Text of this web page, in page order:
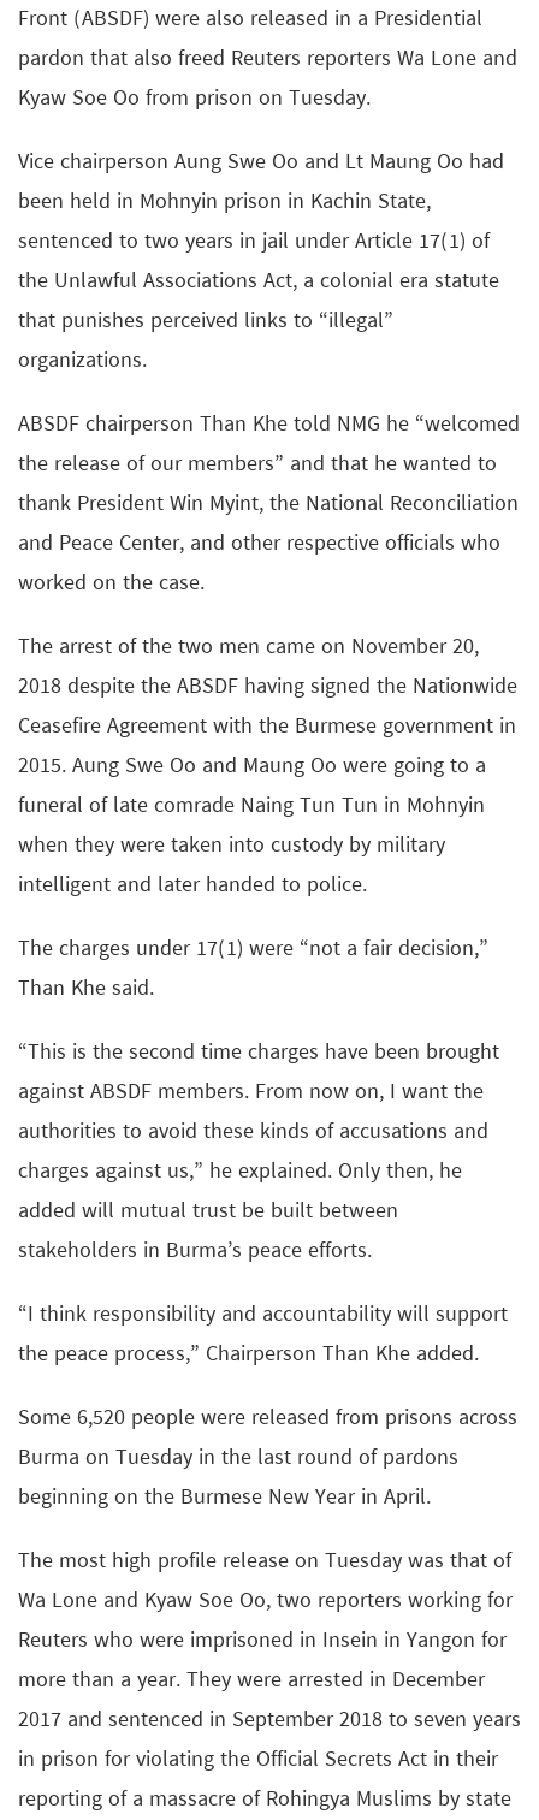
Front (ABSDF) were also released in a Presidential
pardon that also freed Reuters reporters Wa Lone and
Kyaw Soe Oo from prison on Tuesday.
Vice chairperson Aung Swe Oo and Lt Maung Oo had
been held in Mohnyin prison in Kachin State,
sentenced to two years in jail under Article 17(1) of
the Unlawful Associations Act, a colonial era statute
that punishes perceived links to “illegal”
organizations.
ABSDF chairperson Than Khe told NMG he “welcomed
the release of our members” and that he wanted to
thank President Win Myint, the National Reconciliation
and Peace Center, and other respective officials who
worked on the case.
The arrest of the two men came on November 20,
2018 despite the ABSDF having signed the Nationwide
Ceasefire Agreement with the Burmese government in
2015. Aung Swe Oo and Maung Oo were going to a
funeral of late comrade Naing Tun Tun in Mohnyin
when they were taken into custody by military
intelligent and later handed to police.
The charges under 17(1) were “not a fair decision,”
Than Khe said.
“This is the second time charges have been brought
against ABSDF members. From now on, I want the
authorities to avoid these kinds of accusations and
charges against us,” he explained. Only then, he
added will mutual trust be built between
stakeholders in Burma’s peace efforts.
“I think responsibility and accountability will support
the peace process,” Chairperson Than Khe added.
Some 6,520 people were released from prisons across
Burma on Tuesday in the last round of pardons
beginning on the Burmese New Year in April.
The most high profile release on Tuesday was that of
Wa Lone and Kyaw Soe Oo, two reporters working for
Reuters who were imprisoned in Insein in Yangon for
more than a year. They were arrested in December
2017 and sentenced in September 2018 to seven years
in prison for violating the Official Secrets Act in their
reporting of a massacre of Rohingya Muslims by state